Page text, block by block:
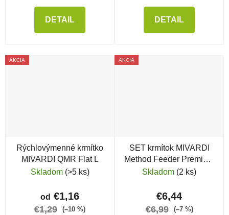
DETAIL DETAIL
AKCIA
Rýchlovýmenné krmítko
MIVARDI QMR Flat L
Skladom (>5 ks)
od €1,16
€1,29 (–10 %)
AKCIA
SET krmítok MIVARDI
Method Feeder Premium
L + forma
Skladom (2 ks)
€6,44
€6,99 (–7 %)